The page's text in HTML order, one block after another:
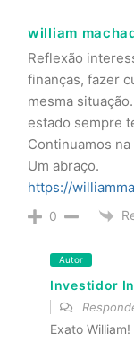
william
Reflexão
finanças, fazer
mesma
estado sempre
Continuamos
Um abraço.
https://
0
Autor
Investidor
Exato